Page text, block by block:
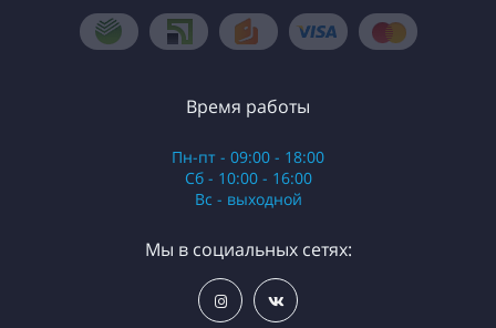
Время работы
Пн-пт - 09:00 - 18:00
Сб - 10:00 - 16:00
Вс - выходной
Мы в социальных сетях: